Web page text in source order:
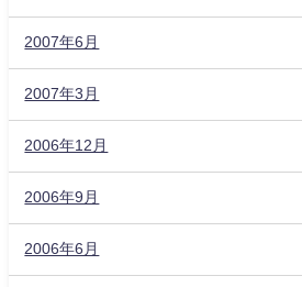
2007年6月
2007年3月
2006年12月
2006年9月
2006年6月